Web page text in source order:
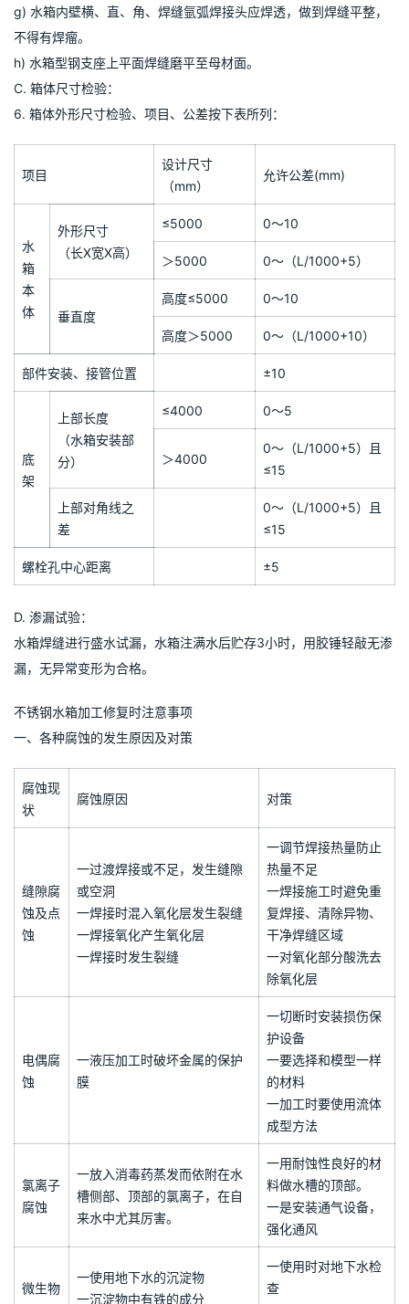
B. 焊接检验
a) 焊接接头的表面及热影响区，不得有裂纹，气孔夹渣和弧坑咬边
等缺陷。
b) 焊接接头的咬边深度，不得大于0.5mm,咬边连续长度不得大于
100mm,
d) 对接接头应焊透,错边量不应大于板厚的1/10且不大于1.5mm。
e) 对接接头不得有低于母材的缺陷。
g) 水箱内壁横、直、角、焊缝氩弧焊接头应焊透，做到焊缝平整，
不得有焊瘤。
h) 水箱型钢支座上平面焊缝磨平至母材面。
C. 箱体尺寸检验：
6. 箱体外形尺寸检验、项目、公差按下表所列：
设计尺寸
（mm）
允许公差(mm)
水
外形尺寸
≤5000 0～10
＞5000 0～（L/1000+5）
垂直度
0～10
0～（L/1000+10）
架
上部长度
（水箱安装部
≤4000 0～5
上部对角线之
螺栓孔中心距离 ±5
水箱焊缝进行盛水试漏，水箱注满水后贮存3小时，用胶锤轻敲无渗
漏，无异常变形为合格。
不锈钢水箱加工修复时注意事项
一、各种腐蚀的发生原因及对策
对策
蚀及点
一焊接时混入氧化层发生裂缝
一焊接时发生裂缝
一调节焊接热量防止
热量不足
一焊接施工时避免重
复焊接、清除异物、
干净焊缝区域
一对氧化部分酸洗去
除氧化层
电偶腐
一液压加工时破坏金属的保护
一切断时安装损伤保
护设备
一要选择和模型一样